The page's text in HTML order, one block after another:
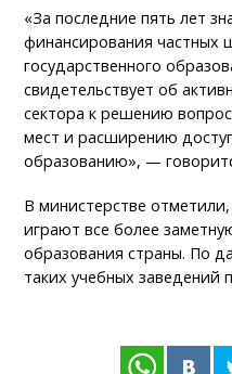
«За последние пять лет
финансирования частных
государственного
свидетельствует об
сектора к решению
мест и расширению
образованию», —
В министерстве
играют все более
образования страны. По
таких учебных заведений